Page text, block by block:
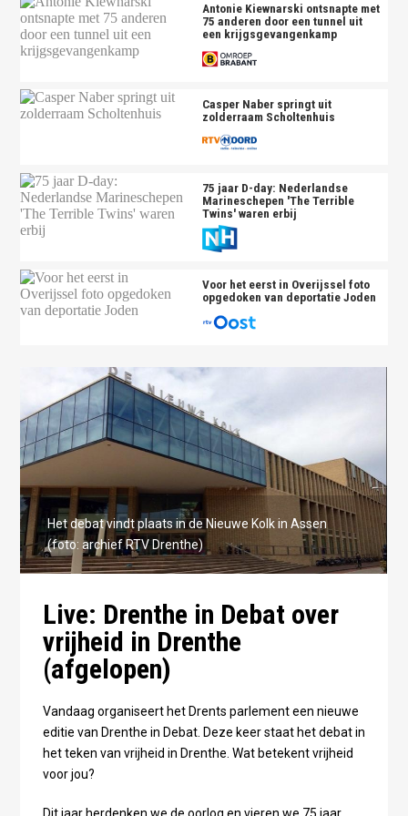
Antonie Kiewnarski ontsnapte met
75 anderen door een tunnel uit
een krijgsgevangenkamp
Casper Naber springt uit
zolderraam Scholtenhuis
75 jaar D-day: Nederlandse
Marineschepen 'The Terrible
Twins' waren erbij
Voor het eerst in Overijssel foto
opgedoken van deportatie Joden
Het debat vindt plaats in de Nieuwe Kolk in Assen
(foto: archief RTV Drenthe)
Live: Drenthe in Debat over
vrijheid in Drenthe
(afgelopen)
Vandaag organiseert het Drents parlement een nieuwe
editie van Drenthe in Debat. Deze keer staat het debat in
het teken van vrijheid in Drenthe. Wat betekent vrijheid
voor jou?